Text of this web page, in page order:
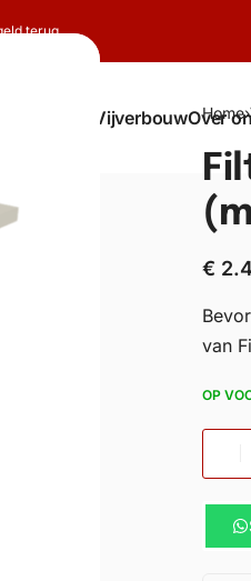
terug
VijverbouwOver
Home›
€
van
OP